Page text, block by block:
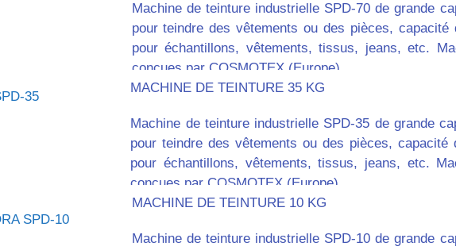
Machine de teinture industrielle SPD-70 de grande
pour teindre des vêtements ou des pièces, capacité
pour échantillons, vêtements, tissus, jeans, etc.
conçues par COSMOTEX (Europe)
MACHINE DE TEINTURE 35 KG
Machine de teinture industrielle SPD-35 de grande
pour teindre des vêtements ou des pièces, capacité
pour échantillons, vêtements, tissus, jeans, etc.
conçues par COSMOTEX (Europe)
MACHINE DE TEINTURE 10 KG
Machine de teinture industrielle SPD-10 de grande